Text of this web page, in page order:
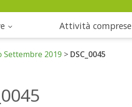
Attività comprese
Settembre 2019 > DSC_0045